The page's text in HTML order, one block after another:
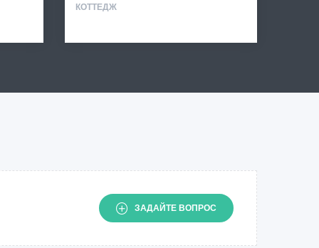
КОТТЕДЖ
ЗАДАЙТЕ ВОПРОС